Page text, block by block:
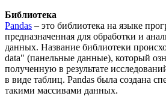
Библиотека
Pandas – это библиотека на языке
предназначенная для обработки и
данных. Название библиотеки
data" (панельные данные), который
полученную в результате
в виде таблиц. Pandas была создана
такими массивами данных.